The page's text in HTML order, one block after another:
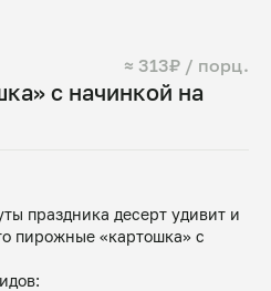
с начинкой на
≈ 313₽ / порц.
праздника десерт удивит и
пирожные «картошка» с